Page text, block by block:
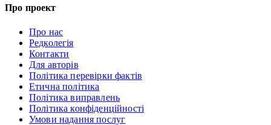
Про проект
Про нас
Редколегія
Контакти
Для авторів
Політика перевірки фактів
Етична політика
Політика виправлень
Політика конфіденційності
Умови надання послуг